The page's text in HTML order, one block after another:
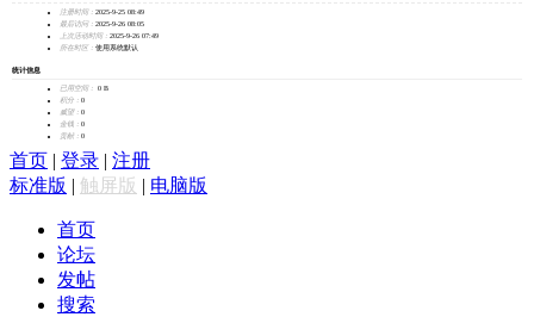
注册时间： 2025-9-25 08:49
最后访问： 2025-9-26 08:05
上次活动时间： 2025-9-26 07:49
所在时区： 使用系统默认
统计信息
已用空间：
0 B
积分： 0
威望： 0
金钱： 0
贡献： 0
首页 | 登录 | 注册
标准版 | 触屏版 | 电脑版
首页
论坛
发帖
搜索